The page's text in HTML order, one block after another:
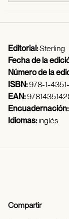
Editorial:Sterling
Fecha de la
Número de la
ISBN:978-1-
EAN:
Encuadernación:
Idiomas:inglés
Compartir